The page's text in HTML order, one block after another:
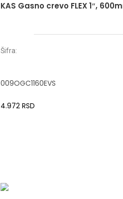
KAS Gasno crevo FLEX 1″,
Šifra:
009OGC1160EVS
4.972 RSD